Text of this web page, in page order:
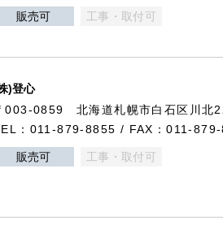
販売可 工事・取付可
)登心
003-0859 北海道札幌市白石区川北
：011-879-8855 / FAX：011-
販売可 工事・取付可